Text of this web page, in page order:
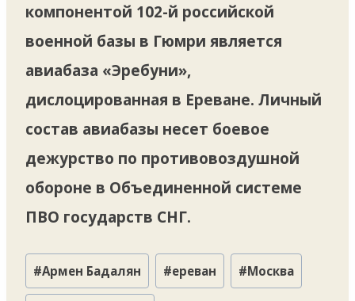
компонентой 102-й российской
военной базы в Гюмри является
авиабаза «Эребуни»,
дислоцированная в Ереване. Личный
состав авиабазы несет боевое
дежурство по противовоздушной
обороне в Объединенной системе
ПВО государств СНГ.
Метки
записи:
#Армен Бадалян #ереван #Москва